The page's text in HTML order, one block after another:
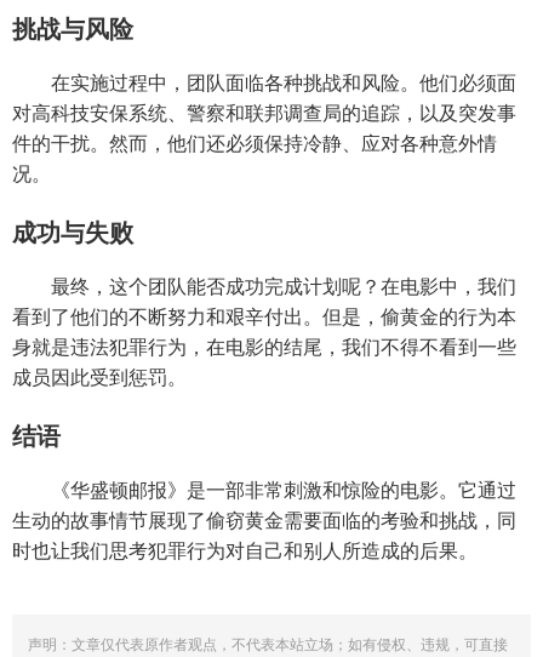
挑战与风险
在实施过程中，团队面临各种挑战和风险。他们必须面
对高科技安保系统、警察和联邦调查局的追踪，以及突发事
件的干扰。然而，他们还必须保持冷静、应对各种意外情
况。
成功与失败
最终，这个团队能否成功完成计划呢？在电影中，我们
看到了他们的不断努力和艰辛付出。但是，偷黄金的行为本
身就是违法犯罪行为，在电影的结尾，我们不得不看到一些
成员因此受到惩罚。
结语
《华盛顿邮报》是一部非常刺激和惊险的电影。它通过
生动的故事情节展现了偷窃黄金需要面临的考验和挑战，同
时也让我们思考犯罪行为对自己和别人所造成的后果。
声明：文章仅代表原作者观点，不代表本站立场；如有侵权、违规，可直接